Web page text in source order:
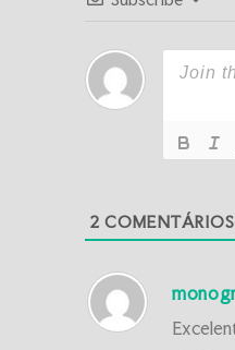
2 COMENTÁRIOS